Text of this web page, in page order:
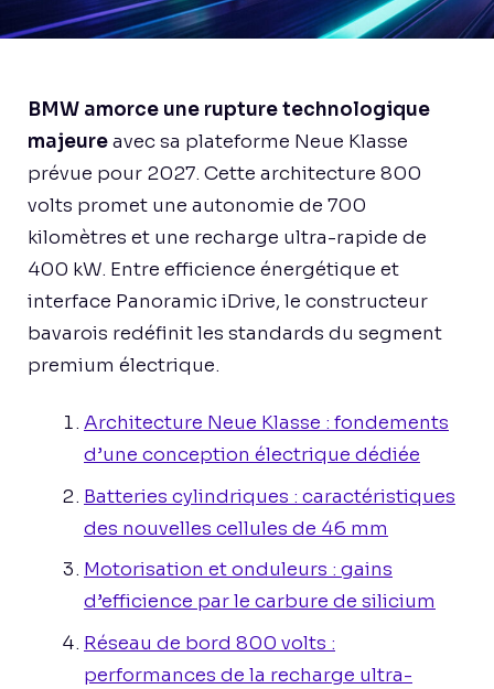
BMW amorce une rupture technologique
majeureavec sa plateforme Neue Klasse
prévue pour 2027. Cette architecture 800
volts promet une autonomie de 700
kilomètres et une recharge ultra-rapide de
400 kW. Entre efficience énergétique et
interface Panoramic iDrive, le constructeur
bavarois redéfinit les standards du segment
premium électrique.
Architecture Neue Klasse : fondements
d’une conception électrique dédiée
Batteries cylindriques : caractéristiques
des nouvelles cellules de 46 mm
Motorisation et onduleurs : gains
d’efficience par le carbure de silicium
Réseau de bord 800 volts :
performances de la recharge ultra-